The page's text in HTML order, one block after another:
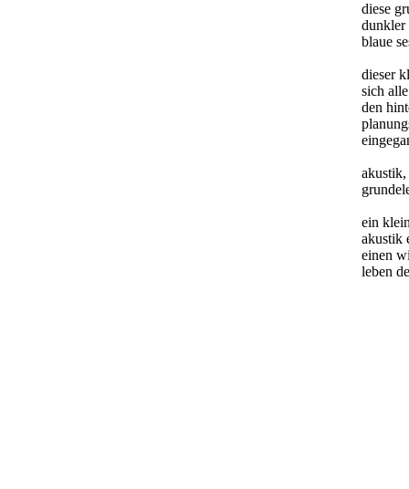
diese
dunkler
blaue
dieser
sich
den
ein
akustik
einen
leben